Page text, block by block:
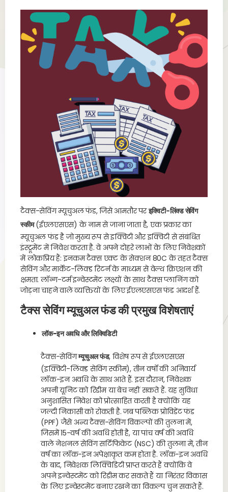
टैक्स-सेविंग म्यूचुअल फंड, जिसे आमतौर परइक्विटी-लिंक्ड सेविंग
स्कीम(ईएलएसएस) के नाम से जाना जाता है, एक प्रकार का
म्यूचुअल फंड है जो मुख्य रूप से इक्विटी और इक्विटी से संबंधित
इंस्ट्रूमेंट में निवेश करता है. वे अपने दोहरे लाभों के लिए निवेशकों
में लोकप्रिय हैं: इनकम टैक्स एक्ट के सेक्शन 80C के तहत टैक्स
सेविंग और मार्केट-लिंक्ड रिटर्न के माध्यम से वेल्थ क्रिएशन की
क्षमता. लॉन्ग-टर्म इन्वेस्टमेंट लक्ष्यों के साथ टैक्स प्लानिंग को
जोड़ना चाहने वाले व्यक्तियों के लिए ईएलएसएस फंड आदर्श हैं.
टैक्स सेविंग म्यूचुअल फंड की प्रमुख विशेषताएं
लॉक-इन अवधि और लिक्विडिटी
टैक्स-सेविंगम्यूचुअल फंड, विशेष रूप से ईएलएसएस
(इक्विटी-लिंक्ड सेविंग स्कीम), तीन वर्षों की अनिवार्य
लॉक-इन अवधि के साथ आते हैं. इस दौरान, निवेशक
अपनी यूनिट को रिडीम या बेच नहीं सकते हैं. यह सुविधा
अनुशासित निवेश को प्रोत्साहित करती है क्योंकि यह
जल्दी निकासी को रोकती है. जब पब्लिक प्रोविडेंट फंड
(PPF) जैसे अन्य टैक्स-सेविंग विकल्पों की तुलना में,
जिसमें 15-वर्ष की अवधि होती है, या पांच वर्ष की अवधि
वाले नेशनल सेविंग सर्टिफिकेट (NSC) की तुलना में, तीन
वर्ष का लॉक-इन अपेक्षाकृत कम होता है. लॉक-इन अवधि
के बाद, निवेशक लिक्विडिटी प्राप्त करते हैं क्योंकि वे
अपने इन्वेस्टमेंट को रिडीम कर सकते हैं या निरंतर विकास
के लिए इन्वेस्टमेंट बनाए रखने का विकल्प चुन सकते हैं.